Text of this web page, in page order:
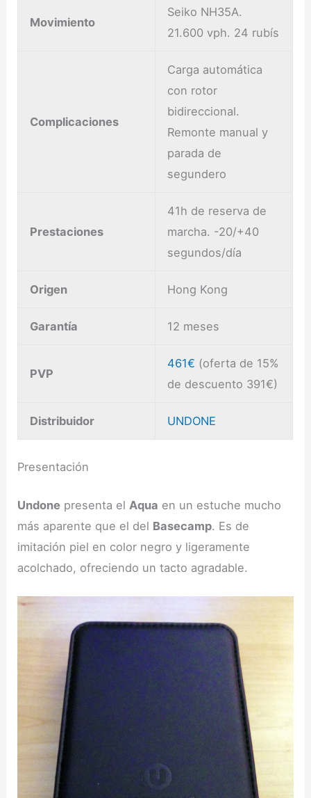
Movimiento
Seiko NH35A.
21.600 vph. 24 rubís
Complicaciones
Carga automática
con rotor
bidireccional.
Remonte manual y
parada de
segundero
Prestaciones
41h de reserva de
marcha. -20/+40
segundos/día
Origen Hong Kong
Garantía 12 meses
PVP
461€ (oferta de 15%
de descuento 391€)
Distribuidor UNDONE
Presentación
Undone presenta elAqua en un estuche mucho
más aparente que el del Basecamp. Es de
imitación piel en color negro y ligeramente
acolchado, ofreciendo un tacto agradable.